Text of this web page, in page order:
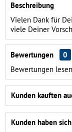
Beschreibung
Vielen Dank für
viele Deiner
Bewertungen
0
Bewertungen
Kunden kauften
Kunden haben